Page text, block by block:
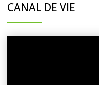
CANAL DE VIE